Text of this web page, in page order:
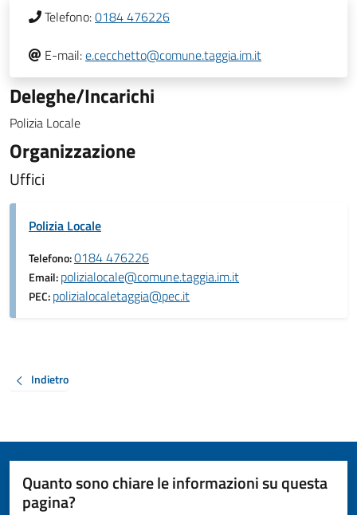
Telefono:0184 476226
E-mail:e.cecchetto@comune.taggia.im.it
Deleghe/Incarichi
Polizia Locale
Organizzazione
Uffici
Polizia Locale
Telefono:0184 476226
Email:polizialocale@comune.taggia.im.it
PEC:polizialocaletaggia@pec.it
Indietro
Quanto sono chiare le informazioni su questa
pagina?